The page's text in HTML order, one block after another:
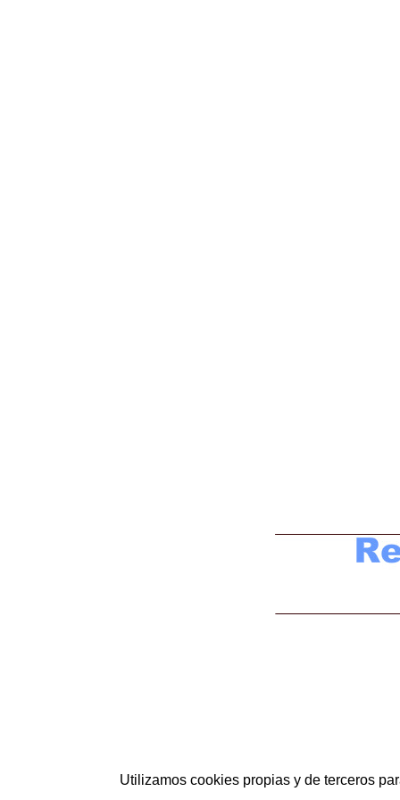
Utilizamos cookies propias y de terceros